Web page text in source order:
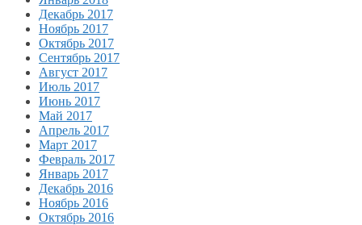
Декабрь 2017
Ноябрь 2017
Октябрь 2017
Сентябрь 2017
Август 2017
Июль 2017
Июнь 2017
Май 2017
Апрель 2017
Март 2017
Февраль 2017
Январь 2017
Декабрь 2016
Ноябрь 2016
Октябрь 2016